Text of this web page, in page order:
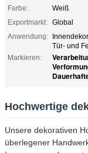
Farbe:
Weiß
Exportmarkt: Global
Anwendung:
Tür- und
Markieren:
Hochwertige
Unsere dekorativen
überlegener